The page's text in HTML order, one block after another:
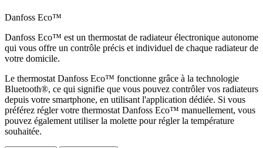
Danfoss Eco™
Danfoss Eco™ est un thermostat de radiateur électronique autonome
qui vous offre un contrôle précis et individuel de chaque radiateur de
votre domicile.
Le thermostat Danfoss Eco™ fonctionne grâce à la technologie
Bluetooth®, ce qui signifie que vous pouvez contrôler vos radiateurs
depuis votre smartphone, en utilisant l'application dédiée. Si vous
préférez régler votre thermostat Danfoss Eco™ manuellement, vous
pouvez également utiliser la molette pour régler la température
souhaitée.